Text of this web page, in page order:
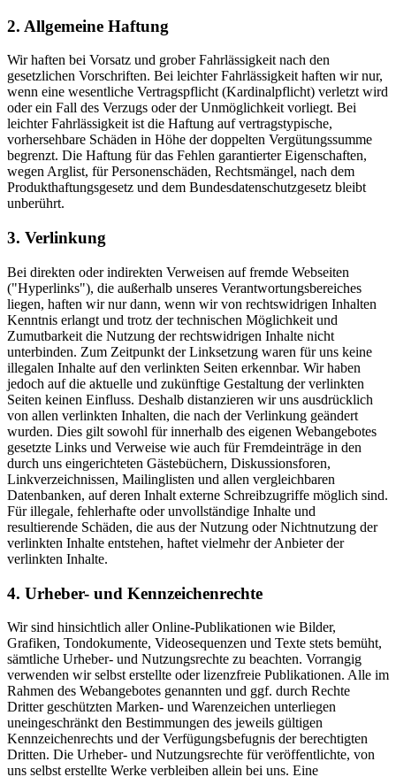
2. Allgemeine Haftung
Wir haften bei Vorsatz und grober Fahrlässigkeit nach den
gesetzlichen Vorschriften. Bei leichter Fahrlässigkeit haften wir nur,
wenn eine wesentliche Vertragspflicht (Kardinalpflicht) verletzt wird
oder ein Fall des Verzugs oder der Unmöglichkeit vorliegt. Bei
leichter Fahrlässigkeit ist die Haftung auf vertragstypische,
vorhersehbare Schäden in Höhe der doppelten Vergütungssumme
begrenzt. Die Haftung für das Fehlen garantierter Eigenschaften,
wegen Arglist, für Personenschäden, Rechtsmängel, nach dem
Produkthaftungsgesetz und dem Bundesdatenschutzgesetz bleibt
unberührt.
3. Verlinkung
Bei direkten oder indirekten Verweisen auf fremde Webseiten
("Hyperlinks"), die außerhalb unseres Verantwortungsbereiches
liegen, haften wir nur dann, wenn wir von rechtswidrigen Inhalten
Kenntnis erlangt und trotz der technischen Möglichkeit und
Zumutbarkeit die Nutzung der rechtswidrigen Inhalte nicht
unterbinden. Zum Zeitpunkt der Linksetzung waren für uns keine
illegalen Inhalte auf den verlinkten Seiten erkennbar. Wir haben
jedoch auf die aktuelle und zukünftige Gestaltung der verlinkten
Seiten keinen Einfluss. Deshalb distanzieren wir uns ausdrücklich
von allen verlinkten Inhalten, die nach der Verlinkung geändert
wurden. Dies gilt sowohl für innerhalb des eigenen Webangebotes
gesetzte Links und Verweise wie auch für Fremdeinträge in den
durch uns eingerichteten Gästebüchern, Diskussionsforen,
Linkverzeichnissen, Mailinglisten und allen vergleichbaren
Datenbanken, auf deren Inhalt externe Schreibzugriffe möglich sind.
Für illegale, fehlerhafte oder unvollständige Inhalte und
resultierende Schäden, die aus der Nutzung oder Nichtnutzung der
verlinkten Inhalte entstehen, haftet vielmehr der Anbieter der
verlinkten Inhalte.
4. Urheber- und Kennzeichenrechte
Wir sind hinsichtlich aller Online-Publikationen wie Bilder,
Grafiken, Tondokumente, Videosequenzen und Texte stets bemüht,
sämtliche Urheber- und Nutzungsrechte zu beachten. Vorrangig
verwenden wir selbst erstellte oder lizenzfreie Publikationen. Alle im
Rahmen des Webangebotes genannten und ggf. durch Rechte
Dritter geschützten Marken- und Warenzeichen unterliegen
uneingeschränkt den Bestimmungen des jeweils gültigen
Kennzeichenrechts und der Verfügungsbefugnis der berechtigten
Dritten. Die Urheber- und Nutzungsrechte für veröffentlichte, von
uns selbst erstellte Werke verbleiben allein bei uns. Eine